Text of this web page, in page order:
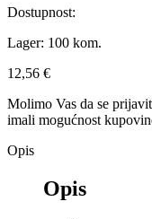
Dostupnost:
Lager: 100 kom.
12,56 €
Molimo Vas da se
imali mogućnost
Opis
Opis